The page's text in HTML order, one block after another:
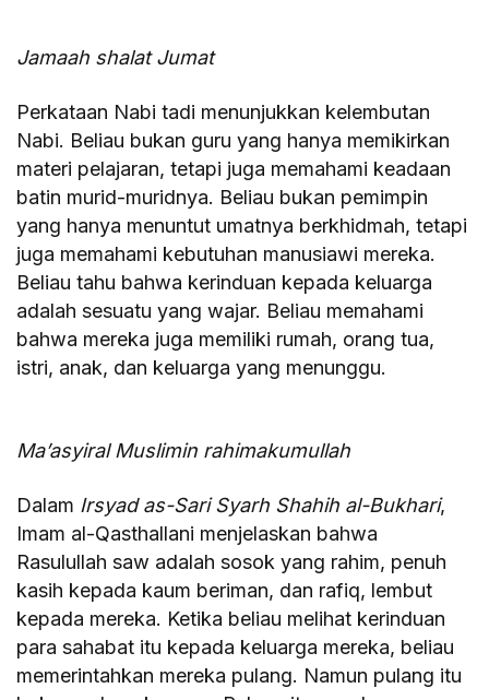
Jamaah shalat Jumat
Perkataan Nabi tadi menunjukkan kelembutan
Nabi. Beliau bukan guru yang hanya memikirkan
materi pelajaran, tetapi juga memahami keadaan
batin murid-muridnya. Beliau bukan pemimpin
yang hanya menuntut umatnya berkhidmah, tetapi
juga memahami kebutuhan manusiawi mereka.
Beliau tahu bahwa kerinduan kepada keluarga
adalah sesuatu yang wajar. Beliau memahami
bahwa mereka juga memiliki rumah, orang tua,
istri, anak, dan keluarga yang menunggu.
Ma’asyiral Muslimin rahimakumullah
Dalam Irsyad as-Sari Syarh Shahih al-Bukhari,
Imam al-Qasthallani menjelaskan bahwa
Rasulullah saw adalah sosok yang rahim, penuh
kasih kepada kaum beriman, dan rafiq, lembut
kepada mereka. Ketika beliau melihat kerinduan
para sahabat itu kepada keluarga mereka, beliau
memerintahkan mereka pulang. Namun pulang itu